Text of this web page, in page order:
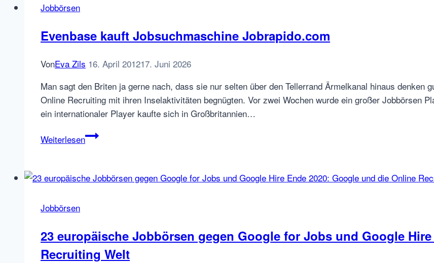
Jobportalen
zwischen
und
Juli
2020
Jobbörsen
Evenbase kauft Jobsuchmaschine Jobrapido.com
VonEva Zils 16. April 201217. Juni 2026
Man sagt den Briten ja gerne nach, dass sie nur selten über den Tellerrand Ärmelkanal hinaus denken
Online Recruiting mit ihren Inselaktivitäten begnügten. Vor zwei Wochen wurde ein großer Jobbörsen
ein internationaler Player kaufte sich in Großbritannien…
WeiterlesenEvenbase
Jobrapido.com
Jobbörsen
23 europäische Jobbörsen gegen Google for Jobs und Google
Recruiting Welt